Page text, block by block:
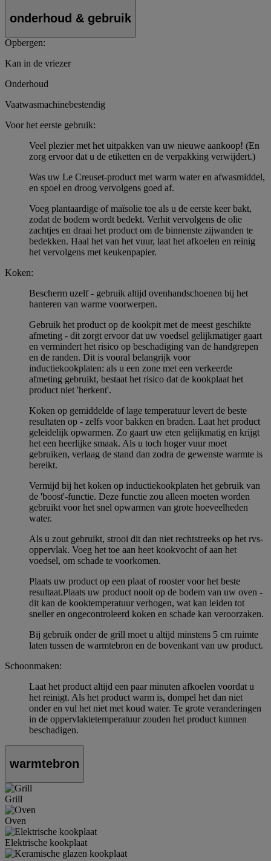
onderhoud & gebruik
Opbergen:
Kan in de vriezer
Onderhoud
Vaatwasmachinebestendig
Voor het eerste gebruik:
Veel plezier met het uitpakken van uw nieuwe aankoop! (En
zorg ervoor dat u de etiketten en de verpakking verwijdert.)
Was uw Le Creuset-product met warm water en afwasmiddel,
en spoel en droog vervolgens goed af.
Voeg plantaardige of maïsolie toe als u de eerste keer bakt,
zodat de bodem wordt bedekt. Verhit vervolgens de olie
zachtjes en draai het product om de binnenste zijwanden te
bedekken. Haal het van het vuur, laat het afkoelen en reinig
het vervolgens met keukenpapier.
Koken:
Bescherm uzelf - gebruik altijd ovenhandschoenen bij het
hanteren van warme voorwerpen.
Gebruik het product op de kookpit met de meest geschikte
afmeting - dit zorgt ervoor dat uw voedsel gelijkmatiger gaart
en vermindert het risico op beschadiging van de handgrepen
en de randen. Dit is vooral belangrijk voor
inductiekookplaten: als u een zone met een verkeerde
afmeting gebruikt, bestaat het risico dat de kookplaat het
product niet 'herkent'.
Koken op gemiddelde of lage temperatuur levert de beste
resultaten op - zelfs voor bakken en braden. Laat het product
geleidelijk opwarmen. Zo gaart uw eten gelijkmatig en krijgt
het een heerlijke smaak. Als u toch hoger vuur moet
gebruiken, verlaag de stand dan zodra de gewenste warmte is
bereikt.
Vermijd bij het koken op inductiekookplaten het gebruik van
de 'boost'-functie. Deze functie zou alleen moeten worden
gebruikt voor het snel opwarmen van grote hoeveelheden
water.
Als u zout gebruikt, strooi dit dan niet rechtstreeks op het rvs-
oppervlak. Voeg het toe aan heet kookvocht of aan het
voedsel, om schade te voorkomen.
Plaats uw product op een plaat of rooster voor het beste
resultaat.Plaats uw product nooit op de bodem van uw oven -
dit kan de kooktemperatuur verhogen, wat kan leiden tot
sneller en ongecontroleerd koken en schade kan veroorzaken.
Bij gebruik onder de grill moet u altijd minstens 5 cm ruimte
laten tussen de warmtebron en de bovenkant van uw product.
Schoonmaken:
Laat het product altijd een paar minuten afkoelen voordat u
het reinigt. Als het product warm is, dompel het dan niet
onder en vul het niet met koud water. Te grote veranderingen
in de oppervlaktetemperatuur zouden het product kunnen
beschadigen.
warmtebron
Grill
Oven
Elektrische kookplaat